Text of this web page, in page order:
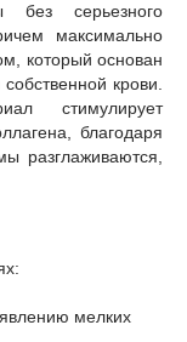
серьезного
максимально
который основан
крови.
стимулирует
благодаря
разглаживаются,
мелких